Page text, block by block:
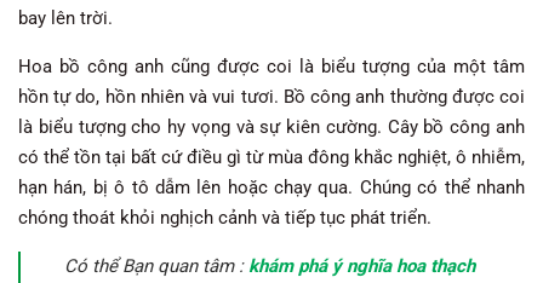
bay lên trời.
Hoa bồ công anh cũng được coi là biểu tượng của một tâm
hồn tự do, hồn nhiên và vui tươi. Bồ công anh thường được coi
là biểu tượng cho hy vọng và sự kiên cường. Cây bồ công anh
có thể tồn tại bất cứ điều gì từ mùa đông khắc nghiệt, ô nhiễm,
hạn hán, bị ô tô dẫm lên hoặc chạy qua. Chúng có thể nhanh
chóng thoát khỏi nghịch cảnh và tiếp tục phát triển.
Có thể Bạn quan tâm : khám phá ý nghĩa hoa thạch